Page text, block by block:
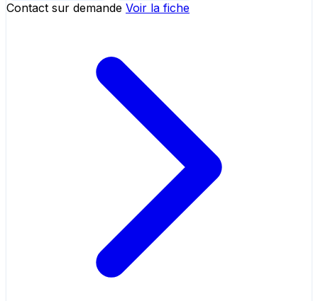
Contact sur demande Voir la fiche